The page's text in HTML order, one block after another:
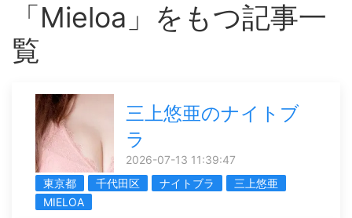
「Mieloa」をもつ記事一
覧
三上悠亜のナイトブ
ラ
2026-07-13 11:39:47
東京都
千代田区 ナイトブラ
三上悠亜
MIELOA